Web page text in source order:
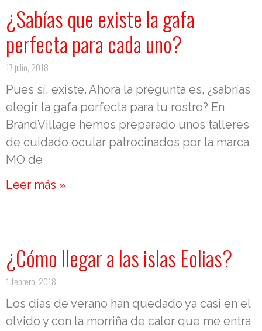
¿Sabías que existe la gafa
perfecta para cada uno?
17 julio, 2018
Pues sí, existe. Ahora la pregunta es, ¿sabrías
elegir la gafa perfecta para tu rostro? En
BrandVillage hemos preparado unos talleres
de cuidado ocular patrocinados por la marca
MO de
Leer más »
¿Cómo llegar a las islas Eolias?
1 febrero, 2018
Los días de verano han quedado ya casi en el
olvido y con la morriña de calor que me entra